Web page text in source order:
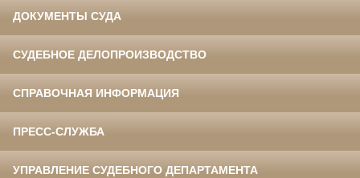
ДОКУМЕНТЫ СУДА
СУДЕБНОЕ ДЕЛОПРОИЗВОДСТВО
СПРАВОЧНАЯ ИНФОРМАЦИЯ
ПРЕСС-СЛУЖБА
УПРАВЛЕНИЕ СУДЕБНОГО ДЕПАРТАМЕНТА